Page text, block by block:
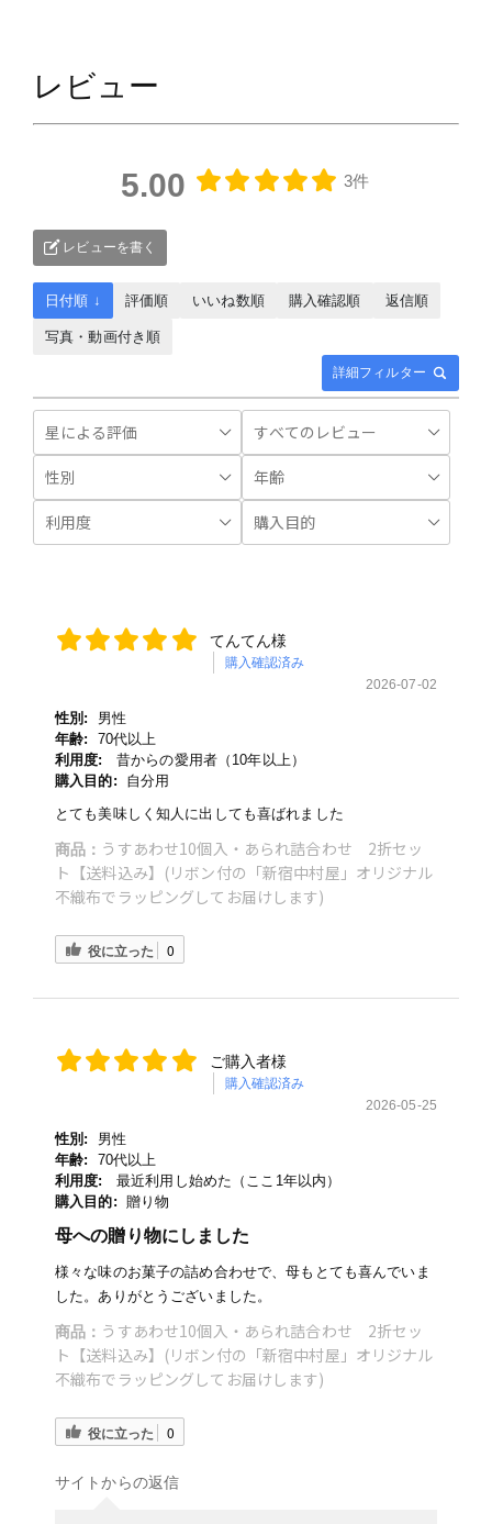
レビュー
5.00 3件
レビューを書く
詳細フィルター
日付順 ↓ 評価順 いいね数順 購入確認順 返信順
写真・動画付き順
てんてん様
購入確認済み
2026-07-02
性別:
男性
年齢:
70代以上
利用度:
昔からの愛用者（10年以上）
購入目的:
自分用
とても美味しく知人に出しても喜ばれました
商品： うすあわせ10個入・あられ詰合わせ 2折セッ
ト【送料込み】(リボン付の「新宿中村屋」オリジナル
不織布でラッピングしてお届けします)
役に立った 0
ご購入者様
購入確認済み
2026-05-25
性別:
男性
年齢:
70代以上
利用度:
最近利用し始めた（ここ1年以内）
購入目的: 贈り物
母への贈り物にしました
様々な味のお菓子の詰め合わせで、母もとても喜んでいま
した。ありがとうございました。
商品： うすあわせ10個入・あられ詰合わせ 2折セッ
ト【送料込み】(リボン付の「新宿中村屋」オリジナル
不織布でラッピングしてお届けします)
役に立った 0
サイトからの返信